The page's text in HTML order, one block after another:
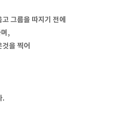
그름을 따지기 전에
,
을 찍어
.